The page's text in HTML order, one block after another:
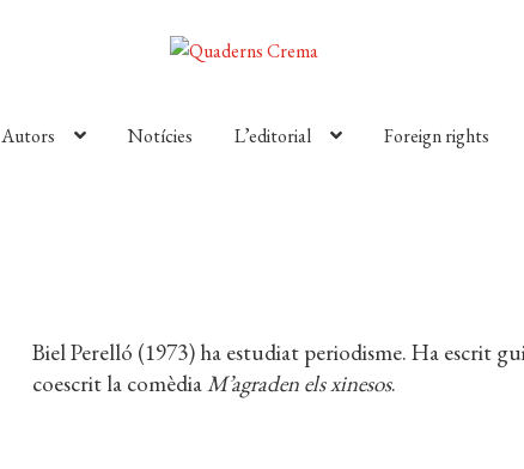
Autors Notícies L’editorial Foreign rights
Biel Perelló (1973) ha estudiat periodisme. Ha escrit
coescrit la comèdiaM’agraden els xinesos.